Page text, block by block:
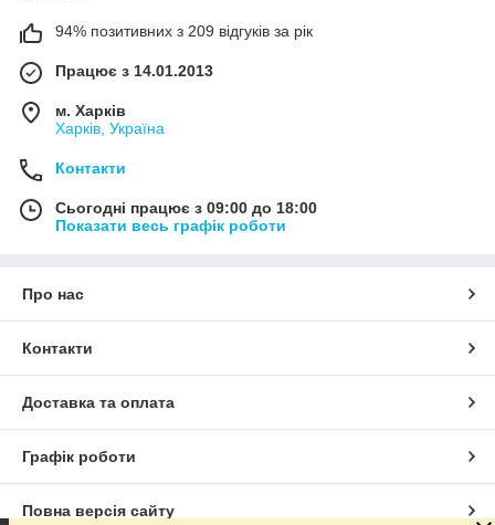
94% позитивних з 209 відгуків за рік
Працює з 14.01.2013
м. Харків
Харків, Україна
Контакти
Сьогодні працює з 09:00 до 18:00
Показати весь графік роботи
Про нас
Контакти
Доставка та оплата
Графік роботи
Повна версія сайту